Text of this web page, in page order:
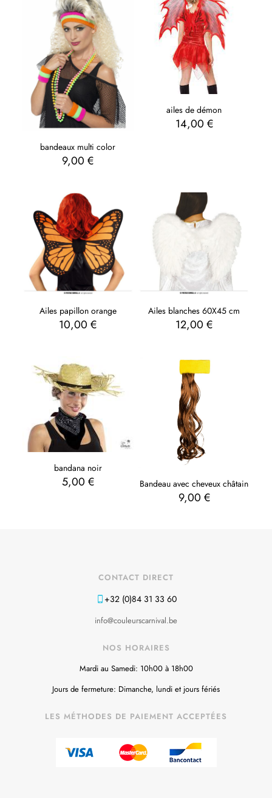
bandeaux multi color
9,00€
ailes de démon
14,00 €
Ailes papillon orange
10,00€
Ailes blanches 60X45 cm
12,00 €
bandana noir
5,00 € Bandeau avec cheveux châtain
9,00 €
CONTACT DIRECT
+32 (0)84 31 33 60
info@couleurscarnival.be
NOS HORAIRES
Mardi au Samedi: 10h00 à 18h00
Jours de fermeture: Dimanche, lundi et jours fériés
LES MÉTHODES DE PAIEMENT ACCEPTÉES